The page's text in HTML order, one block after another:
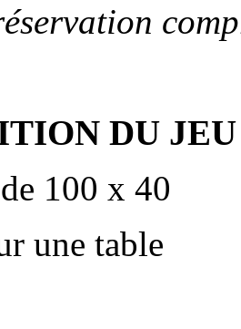
DU JEU
100 x 40
une table